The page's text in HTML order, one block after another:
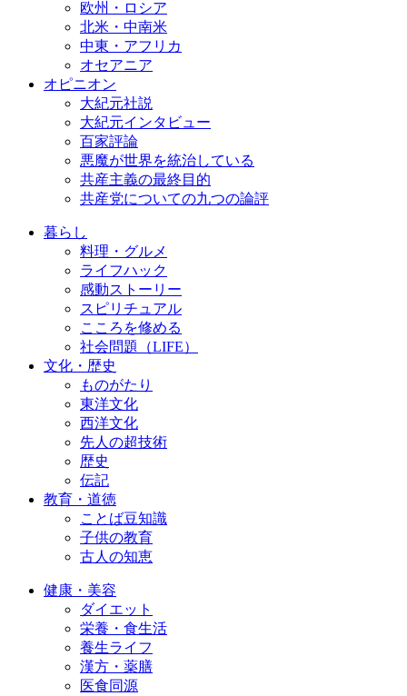
欧州・ロシア
北米・中南米
中東・アフリカ
オセアニア
オピニオン
大紀元社説
大紀元インタビュー
百家評論
悪魔が世界を統治している
共産主義の最終目的
共産党についての九つの論評
暮らし
料理・グルメ
ライフハック
感動ストーリー
スピリチュアル
こころを修める
社会問題（LIFE）
文化・歴史
ものがたり
東洋文化
西洋文化
先人の超技術
歴史
伝記
教育・道徳
ことば豆知識
子供の教育
古人の知恵
健康・美容
ダイエット
栄養・食生活
養生ライフ
漢方・薬膳
医食同源